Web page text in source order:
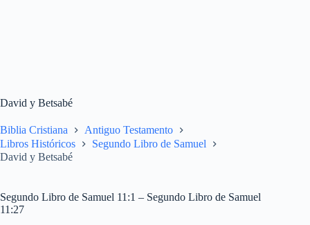
David y Betsabé
Biblia Cristiana
Antiguo Testamento
Libros Históricos
Segundo Libro de Samuel
David y Betsabé
Segundo Libro de Samuel 11:1 – Segundo Libro de Samuel
11:27